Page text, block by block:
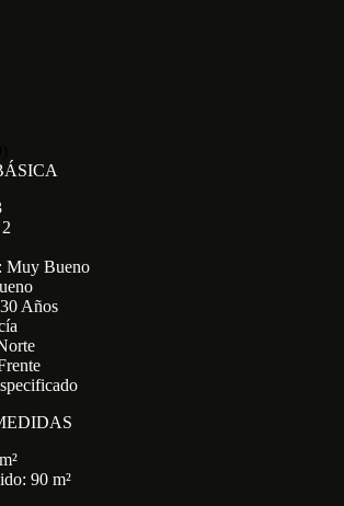
Muy Bueno
Años
90 m²